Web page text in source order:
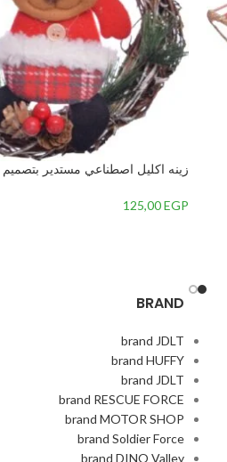
زينه اكليل اصطناعي مستدير
125,00EGP
BRAND
brand JDLT
brand HUFFY
brand JDLT
brand RESCUE FORCE
brand MOTOR SHOP
brand Soldier Force
brand DINO Valley